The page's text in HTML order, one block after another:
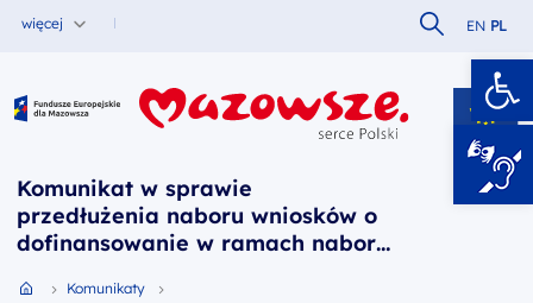
więcej Szukaj w
EN PL
Fundusze Europejskie dla Mazowsza
Komunikat w sprawie
przedłużenia naboru wniosków o
dofinansowanie w ramach naboru
Przejdź do strony głównej portalu
Komunikaty